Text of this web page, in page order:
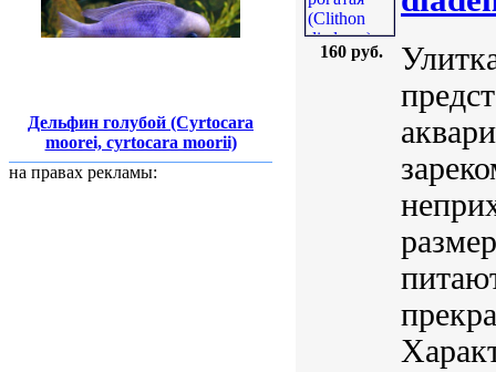
Дельфин голубой (Cyrtocara
moorei, cyrtocara moorii)
на правах рекламы:
160 руб.